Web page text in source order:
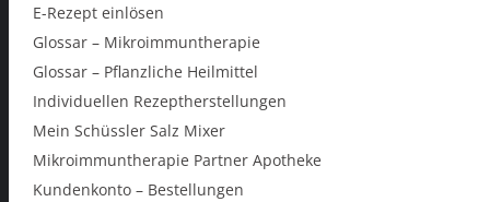
E-Rezept einlösen
Glossar – Mikroimmuntherapie
Glossar – Pflanzliche Heilmittel
Individuellen Rezeptherstellungen
Mein Schüssler Salz Mixer
Mikroimmuntherapie Partner Apotheke
Kundenkonto – Bestellungen